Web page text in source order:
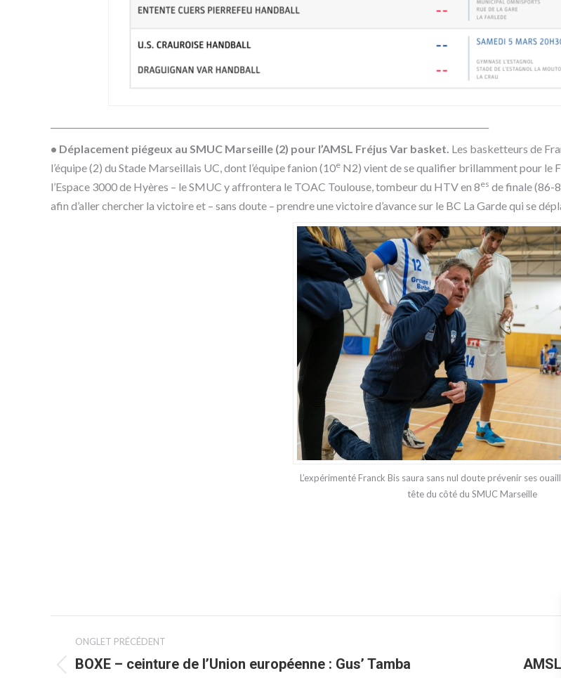
• Déplacement piégeux au SMUC Marseille (2) pour l’AMSL Fréjus Var basket. Les basketteurs de
l’équipe (2) du Stade Marseillais UC, dont l’équipe fanion (10e N2) vient de se qualifier brillamment pour le
l’Espace 3000 de Hyères – le SMUC y affrontera le TOAC Toulouse, tombeur du HTV en 8es de finale (86-
afin d’aller chercher la victoire et – sans doute – prendre une victoire d’avance sur le BC La Garde qui se
L’expérimenté Franck Bis saura sans nul doute prévenir ses
tête du côté du SMUC Marseille
NAVIGATION
DE
ONGLET PRÉCÉDENT
Onglet
BOXE – ceinture de l’Union européenne : Gus’ Tamba
Onglet